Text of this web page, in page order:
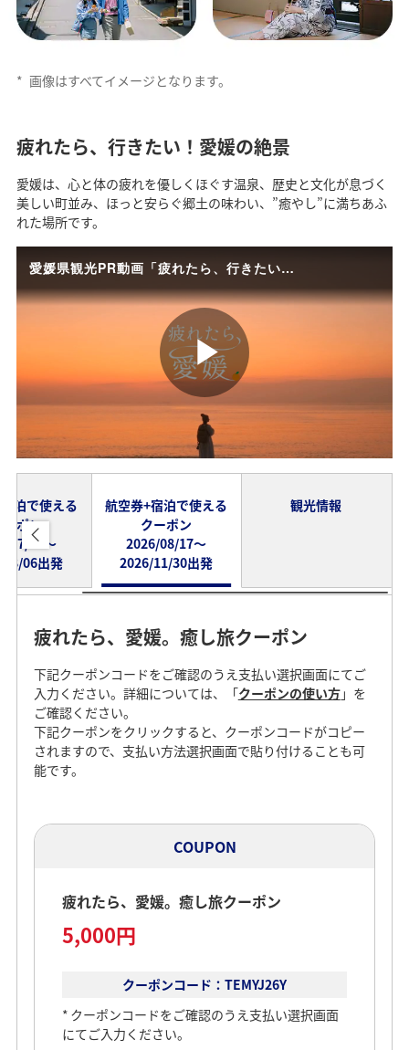
* 画像はすべてイメージとなります。
疲れたら、行きたい！愛媛の絶景
愛媛は、心と体の疲れを優しくほぐす温泉、歴史と文化が息づく
美しい町並み、ほっと安らぐ郷土の味わい、”癒やし”に満ちあふ
れた場所です。
愛媛県観光PR動画「疲れたら、行きたい！愛媛の絶景」
P
l
a
y
V
i
e
泊で使える
ーポン
07/08～
06出発
航空券+宿泊で使える
クーポン
2026/08/17～
2026/11/30出発
観光情報
疲れたら、愛媛。癒し旅クーポン
下記クーポンコードをご確認のうえ支払い選択画面にてご
入力ください。詳細については、「クーポンの使い方」を
ご確認ください。
下記クーポンをクリックすると、クーポンコードがコピー
されますので、支払い方法選択画面で貼り付けることも可
能です。
COUPON
疲れたら、愛媛。癒し旅クーポン
5,000円
2026/07/07～2026/08/05
本キャンペーンは
疲れたら、愛媛。癒し旅クーポン
下記クーポンコードをご確認のうえ支払い選択画面にてご
入力ください。詳細については、「クーポンの使い方」を
ご確認ください。
下記クーポンをクリックすると、クーポンコードがコピー
されますので、支払い方法選択画面で貼り付けることも可
能です。
COUPON
疲れたら、愛媛。癒し旅クーポン
5,000円
クーポンコード：TEMYJ26Y
クーポンコードをご確認のうえ支払い選択画面
にてご入力ください。